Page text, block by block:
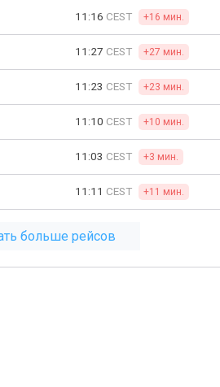
11:16 CEST +16 мин.
11:27 CEST +27 мин.
11:23 CEST +23 мин.
11:10 CEST +10 мин.
11:03 CEST +3 мин.
11:11 CEST +11 мин.
больше рейсов